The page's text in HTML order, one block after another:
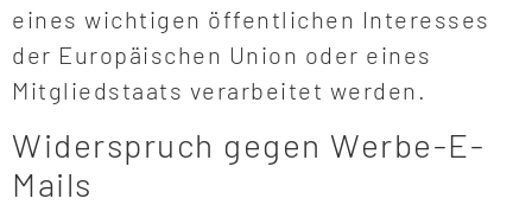
eines wichtigen öffentlichen Interesses
der Europäischen Union oder eines
Mitgliedstaats verarbeitet werden.
Widerspruch gegen Werbe-E-
Mails